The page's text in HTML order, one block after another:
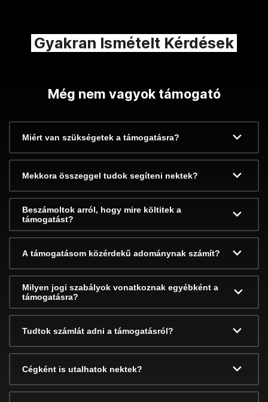
Gyakran Ismételt Kérdések
Még nem vagyok támogató
Miért van szükségetek a támogatásra?
Mekkora összeggel tudok segíteni nektek?
Beszámoltok arról, hogy mire költitek a
támogatást?
A támogatásom közérdekű adománynak számít?
Milyen jogi szabályok vonatkoznak egyébként a
támogatásra?
Tudtok számlát adni a támogatásról?
Cégként is utalhatok nektek?